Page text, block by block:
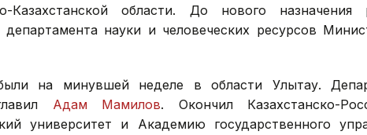
Казахстанской области. До нового назначения
науки и человеческих ресурсов
на минувшей неделе в области Улытау.
Адам Мамилов. Окончил Казахстанско-
университет и Академию государственного